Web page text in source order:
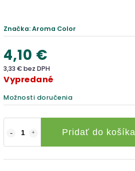
Značka:Aroma Color
4,10 €
3,33 € bez DPH
Vypredané
Možnosti doručenia
Pridať do košíka